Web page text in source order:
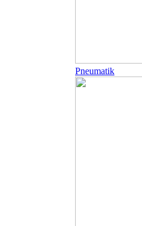
Pneumatik